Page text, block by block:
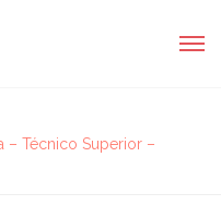
– Técnico Superior –